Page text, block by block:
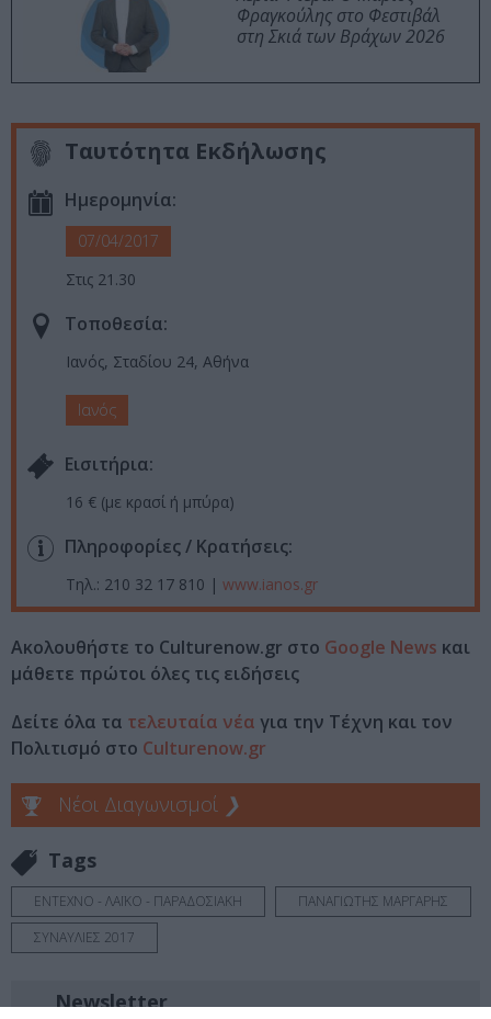
Φραγκούλης στο Φεστιβάλ
στη Σκιά των Βράχων 2026
Ταυτότητα Εκδήλωσης
Ημερομηνία:
07/04/2017
Στις 21.30
Τοποθεσία:
Ιανός, Σταδίου 24, Αθήνα
Ιανός
Eισιτήρια:
16 € (με κρασί ή μπύρα)
Πληροφορίες / Κρατήσεις:
Τηλ.: 210 32 17 810 | www.ianos.gr
Ακολουθήστε το Culturenow.gr στο Google News και
μάθετε πρώτοι όλες τις ειδήσεις
Δείτε όλα τα τελευταία νέα για την Τέχνη και τον
Πολιτισμό στο Culturenow.gr
Νέοι Διαγωνισμοί ❯
Tags
ΕΝΤΕΧΝΟ - ΛΑΪΚΟ - ΠΑΡΑΔΟΣΙΑΚΗ
ΠΑΝΑΓΙΩΤΗΣ ΜΑΡΓΑΡΗΣ
ΣΥΝΑΥΛΙΕΣ 2017
Newsletter